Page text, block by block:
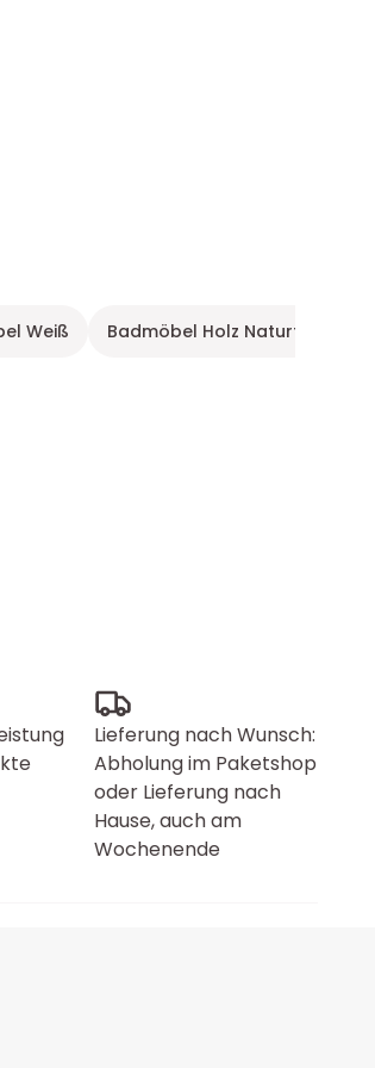
Weiß Badmöbel Holz Naturfarben
Lieferung nach Wunsch:
Abholung im Paketshop
oder Lieferung nach
Hause, auch am
Wochenende